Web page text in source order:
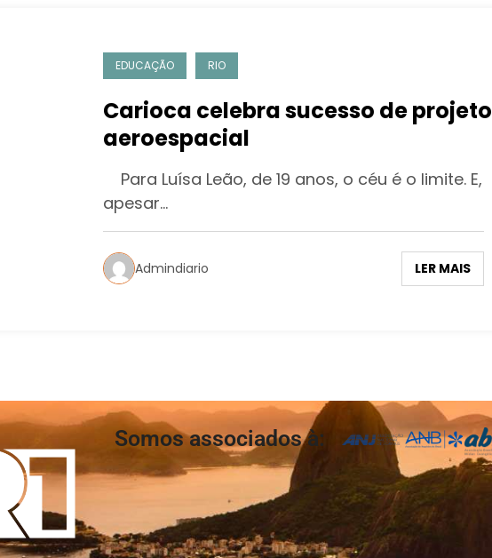
EDUCAÇÃO RIO
Carioca celebra sucesso de projeto
aeroespacial
Para Luísa Leão, de 19 anos, o céu é o limite. E,
apesar…
Admindiario LER MAIS
Somos associados à: